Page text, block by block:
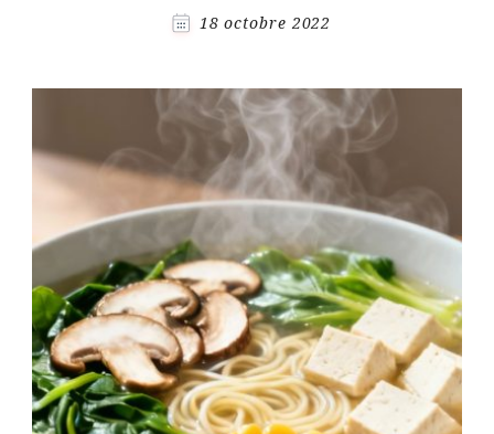
18 octobre 2022